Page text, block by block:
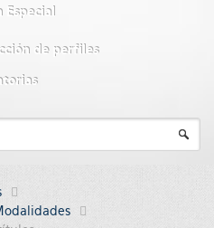
de perfiles